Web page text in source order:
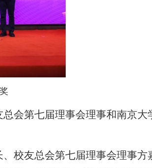
会第七届理事会理事和南京大
校友总会第七届理事会理事方